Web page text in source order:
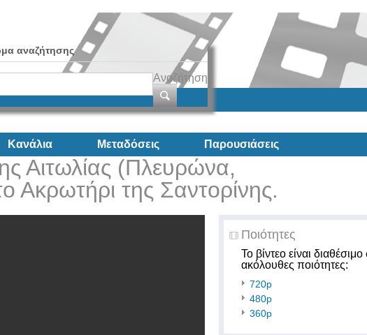
αναζήτησης
Αναζήτηση
Κανάλια Μεταδόσεις Παρουσιάσεις
Αιτωλίας (Πλευρώνα,
Ακρωτήρι της Σαντορίνης.
Ποιότητες
Το βίντεο είναι διαθέσιμο
ακόλουθες ποιότητες:
720p
480p
360p